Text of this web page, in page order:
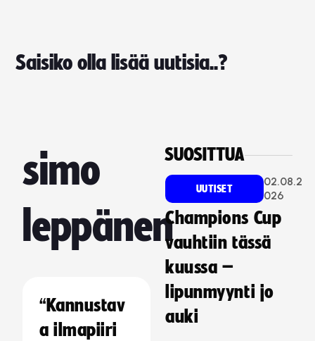
Saisiko olla lisää uutisia..?
simo
leppänen
“Kannustav
a ilmapiiri
SUOSITTUA
UUTISET
02.08.2
026
Champions Cup
vauhtiin tässä
kuussa –
lipunmyynti jo
auki